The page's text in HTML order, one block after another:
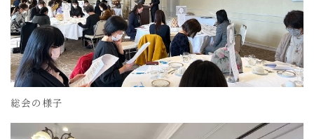
総会の様子